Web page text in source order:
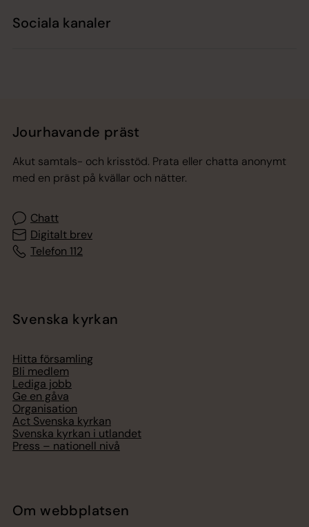
Sociala kanaler
Jourhavande präst
Akut samtals- och krisstöd. Prata eller chatta anonymt
med en präst på kvällar och nätter.
Chatt
Digitalt brev
Telefon 112
Svenska kyrkan
Hitta församling
Bli medlem
Lediga jobb
Ge en gåva
Organisation
Act Svenska kyrkan
Svenska kyrkan i utlandet
Press – nationell nivå
Om webbplatsen